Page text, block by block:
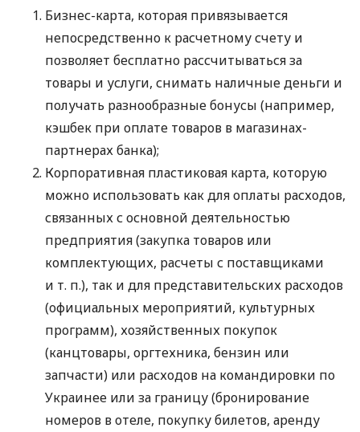
Бизнес-карта, которая привязывается
непосредственно к расчетному счету и
позволяет бесплатно рассчитываться за
товары и услуги, снимать наличные деньги и
получать разнообразные бонусы (например,
кэшбек при оплате товаров в магазинах-
партнерах банка);
Корпоративная пластиковая карта, которую
можно использовать как для оплаты расходов,
связанных с основной деятельностью
предприятия (закупка товаров или
комплектующих, расчеты с поставщиками
и т. п.), так и для представительских расходов
(официальных мероприятий, культурных
программ), хозяйственных покупок
(канцтовары, оргтехника, бензин или
запчасти) или расходов на командировки по
Украинее или за границу (бронирование
номеров в отеле, покупку билетов, аренду